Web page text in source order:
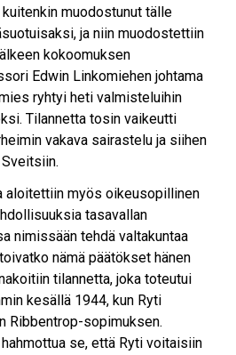
muodostunut tälle
ja niin muodostettiin
kokoomuksen
Edwin Linkomiehen johtama
ryhtyi heti valmisteluihin
Tilannetta tosin vaikeutti
vakava sairastelu ja siihen
aloitettiin myös oikeusopillinen
tasavallan
nimissään tehdä valtakuntaa
nämä päätökset hänen
tilannetta, joka toteutui
kesällä 1944, kun Ryti
Ribbentrop-sopimuksen.
se, että Ryti voitaisiin